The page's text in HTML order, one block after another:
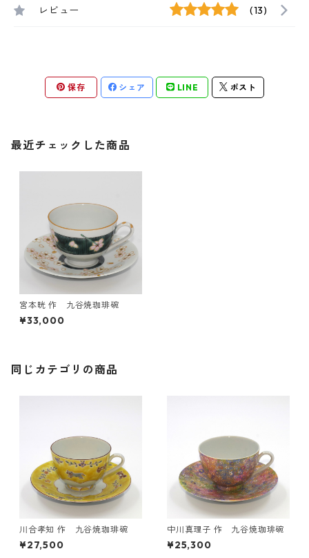
レビュー (13)
保存 シェア LINE ポスト
最近チェックした商品
宮本晄 作 九谷焼珈琲碗
¥33,000
同じカテゴリの商品
川合孝知 作 九谷焼珈琲碗
¥27,500
中川真理子 作 九谷焼珈琲碗
¥25,300